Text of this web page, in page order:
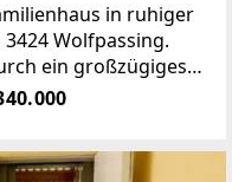
Preis
in ruhiger
Wolfpassing.
ein großzügiges
eine Wohnfläche
Potenzial für